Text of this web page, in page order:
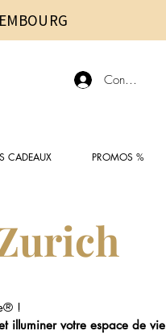
Connexion
CADEAUX PROMOS %
!
illuminer votre espace de vie